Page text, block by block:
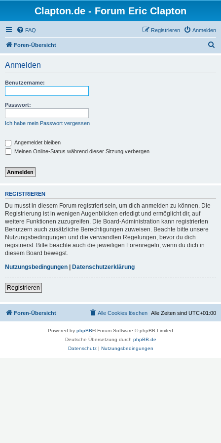
Clapton.de - Forum Eric Clapton
FAQ Anmelden
Registrieren
Foren-Übersicht
Anmelden
Benutzername:
Passwort:
Ich habe mein Passwort vergessen
Angemeldet bleiben
Meinen Online-Status während dieser Sitzung verbergen
REGISTRIEREN
Du musst in diesem Forum registriert sein, um dich anmelden zu können. Die
Registrierung ist in wenigen Augenblicken erledigt und ermöglicht dir, auf
weitere Funktionen zuzugreifen. Die Board-Administration kann registrierten
Benutzern auch zusätzliche Berechtigungen zuweisen. Beachte bitte unsere
Nutzungsbedingungen und die verwandten Regelungen, bevor du dich
registrierst. Bitte beachte auch die jeweiligen Forenregeln, wenn du dich in
diesem Board bewegst.
Nutzungsbedingungen | Datenschutzerklärung
Registrieren
Foren-Übersicht Alle Zeiten sind UTC+01:00
Alle Cookies löschen
Powered by phpBB® Forum Software © phpBB Limited
Deutsche Übersetzung durch phpBB.de
Datenschutz| Nutzungsbedingungen